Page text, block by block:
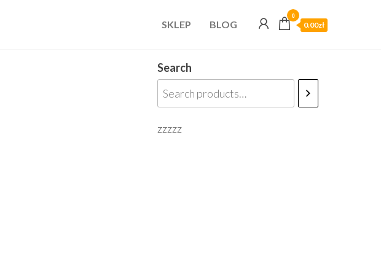
SKLEP BLOG
0
0.00zł
Search
zzzzz